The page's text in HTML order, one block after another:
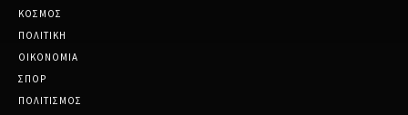
ΚΟΣΜΟΣ
ΠΟΛΙΤΙΚΗ
ΟΙΚΟΝΟΜΙΑ
ΣΠΟΡ
ΠΟΛΙΤΙΣΜΟΣ